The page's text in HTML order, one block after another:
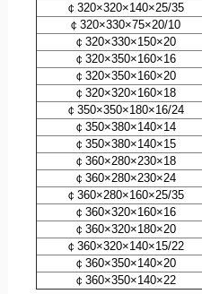
￠320×320×140×25/35
￠320×330×75×20/10
￠320×330×150×20
￠320×350×160×16
￠320×350×160×20
￠320×320×160×18
￠350×350×180×16/24
￠350×380×140×14
￠350×380×140×15
￠360×280×230×18
￠360×280×230×24
￠360×280×160×25/35
￠360×320×160×16
￠360×320×180×20
￠360×320×140×15/22
￠360×350×140×20
￠360×350×140×22